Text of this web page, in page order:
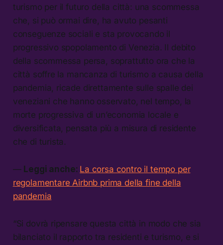
turismo per il futuro della città: una scommessa
che, si può ormai dire, ha avuto pesanti
conseguenze sociali e sta provocando il
progressivo spopolamento di Venezia. Il debito
della scommessa persa, soprattutto ora che la
città soffre la mancanza di turismo a causa della
pandemia, ricade direttamente sulle spalle dei
veneziani che hanno osservato, nel tempo, la
morte progressiva di un’economia locale e
diversificata, pensata più a misura di residente
che di turista.
— Leggi anche: La corsa contro il tempo per
regolamentare Airbnb prima della fine della
pandemia
“Si dovrà ripensare questa città in modo che sia
bilanciato il rapporto tra residenti e turismo, e si